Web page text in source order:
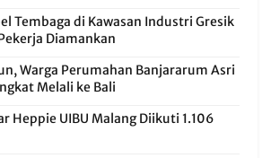
Tembaga di Kawasan Industri Gresik
Diamankan
Warga Perumahan Banjararum Asri
Melali ke Bali
Heppie UIBU Malang Diikuti 1.106